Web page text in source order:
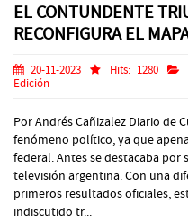
EL CONTUNDENTE
RECONFIGURA EL
20-11-2023 Hits: 1280
Edición
Por Andrés Cañizalez Diario de
fenómeno político, ya que
federal. Antes se destacaba por
televisión argentina. Con una
primeros resultados oficiales,
indiscutido tr...